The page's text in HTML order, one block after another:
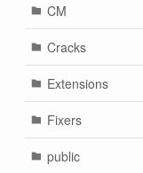
CM
Cracks
Extensions
Fixers
public